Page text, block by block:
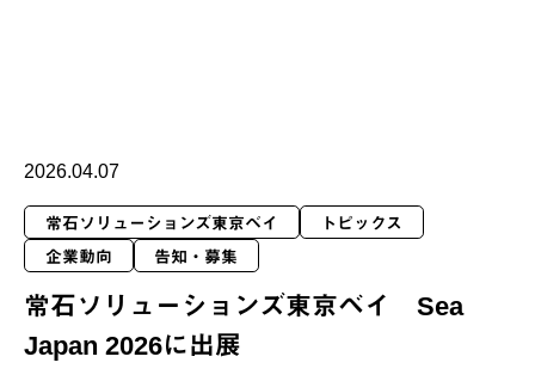
2026.04.07
常石ソリューションズ東京ベイ
トピックス
企業動向
告知・募集
常石ソリューションズ東京ベイ Sea
Japan 2026に出展